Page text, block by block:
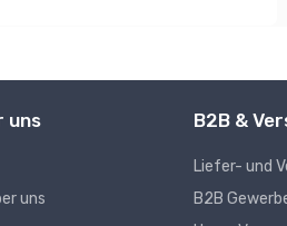
uns
uns
B2B &
Liefer- und
B2B